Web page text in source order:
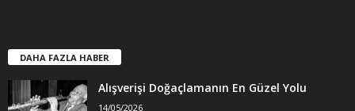
DAHA FAZLA HABER
Alışverişi Doğaçlamanın En Güzel Yolu
14/05/2026